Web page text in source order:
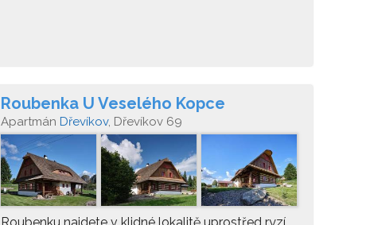
Roubenka U Veselého Kopce
Apartmán Dřevíkov, Dřevíkov 69